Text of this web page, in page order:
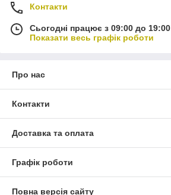
Контакти
Сьогодні працює з 09:00 до 19:00
Показати весь графік роботи
Про нас
Контакти
Доставка та оплата
Графік роботи
Повна версія сайту